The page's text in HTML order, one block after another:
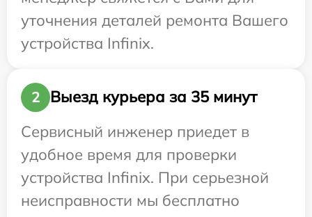
уточнения деталей ремонта Вашего
устройства Infinix.
2
Выезд курьера за 35 минут
Сервисный инженер приедет в
удобное время для проверки
устройства Infinix. При серьезной
неисправности мы бесплатно